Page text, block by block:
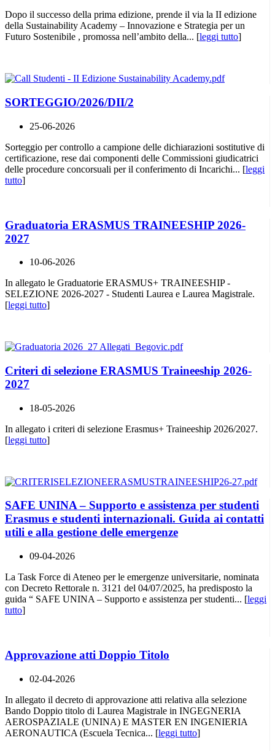
Dopo il successo della prima edizione, prende il via la II edizione
della Sustainability Academy – Innovazione e Strategia per un
Futuro Sostenibile , promossa nell’ambito della... [leggi tutto]
SORTEGGIO/2026/DII/2
25-06-2026
Sorteggio per controllo a campione delle dichiarazioni sostitutive di
certificazione, rese dai componenti delle Commissioni giudicatrici
delle procedure concorsuali per il conferimento di Incarichi... [leggi
tutto]
Graduatoria ERASMUS TRAINEESHIP 2026-
2027
10-06-2026
In allegato le Graduatorie ERASMUS+ TRAINEESHIP -
SELEZIONE 2026-2027 - Studenti Laurea e Laurea Magistrale.
[leggi tutto]
Criteri di selezione ERASMUS Traineeship 2026-
2027
18-05-2026
In allegato i criteri di selezione Erasmus+ Traineeship 2026/2027.
[leggi tutto]
SAFE UNINA – Supporto e assistenza per studenti
Erasmus e studenti internazionali. Guida ai contatti
utili e alla gestione delle emergenze
09-04-2026
La Task Force di Ateneo per le emergenze universitarie, nominata
con Decreto Rettorale n. 3121 del 04/07/2025, ha predisposto la
guida “ SAFE UNINA – Supporto e assistenza per studenti... [leggi
tutto]
Approvazione atti Doppio Titolo
02-04-2026
In allegato il decreto di approvazione atti relativa alla selezione
Bando Doppio titolo di Laurea Magistrale in INGEGNERIA
AEROSPAZIALE (UNINA) E MASTER EN INGENIERIA
AERONAUTICA (Escuela Tecnica... [leggi tutto]